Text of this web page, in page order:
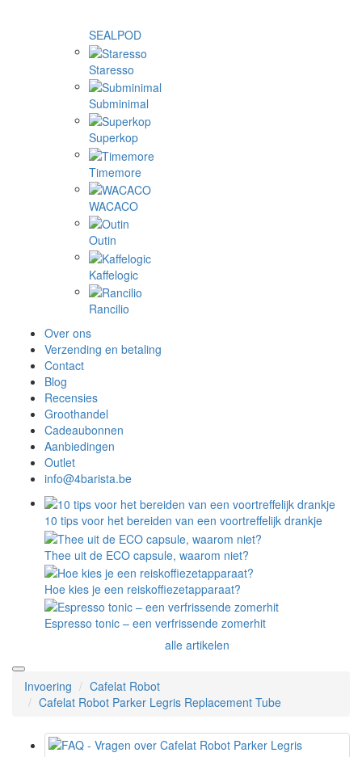
SEALPOD
Staresso
Subminimal
Superkop
Timemore
WACACO
Outin
Kaffelogic
Rancilio
Over ons
Verzending en betaling
Contact
Blog
Recensies
Groothandel
Cadeaubonnen
Aanbiedingen
Outlet
info@4barista.be
10 tips voor het bereiden van een voortreffelijk drankje
Thee uit de ECO capsule, waarom niet?
Hoe kies je een reiskoffiezetapparaat?
Espresso tonic – een verfrissende zomerhit
alle artikelen
Invoering
Cafelat Robot
Cafelat Robot Parker Legris Replacement Tube